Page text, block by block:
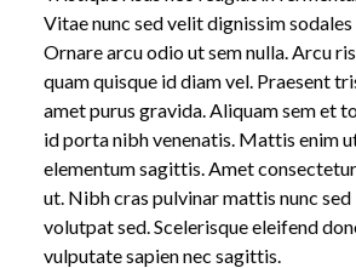
ABOUT /FEATURED BLOG TITLE 2
Vitae nunc sed velit dignissim sodales
Ornare arcu odio ut sem nulla. Arcu
quam quisque id diam vel. Praesent
amet purus gravida. Aliquam sem et
id porta nibh venenatis. Mattis enim
elementum sagittis. Amet
ut. Nibh cras pulvinar mattis nunc
volutpat sed. Scelerisque eleifend
vulputate sapien nec sagittis.